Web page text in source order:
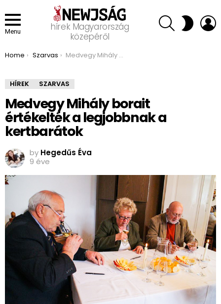
Menu
hírek Magyarország
közepéről
SEARCH SWITCH
SKIN
You are here:
Home Szarvas Medvegy Mihály borait értékelték a legjobbnak a kertbarátok
HÍREK SZARVAS
Medvegy Mihály borait
értékelték a legjobbnak a
kertbarátok
by Hegedűs Éva
9 éve